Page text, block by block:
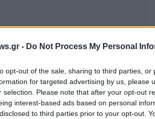
- Do Not Process My Personal
opt-out of the sale, sharing to third parties,
for targeted advertising by us, please
selection. Please note that after your opt-out
interest-based ads based on personal
to third parties prior to your opt-out.